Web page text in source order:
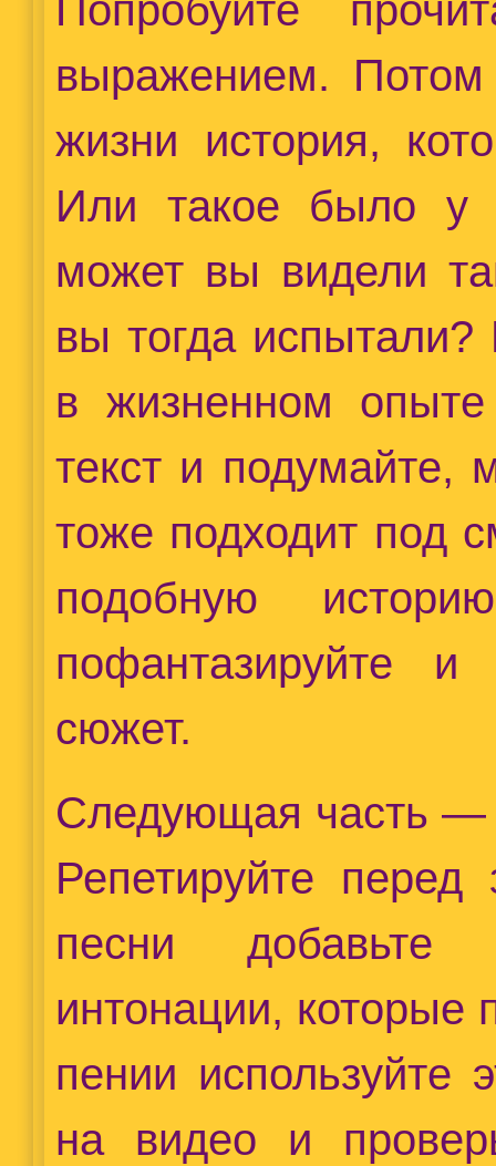
выражением.
жизни история,
Или такое было у
может вы видели
вы тогда испытали?
в жизненном
текст и подумайте,
тоже подходит под
подобную
пофантазируйте и
сюжет.
Следующая часть —
Репетируйте
песни добавьте
интонации, которые
пении используйте
на видео и